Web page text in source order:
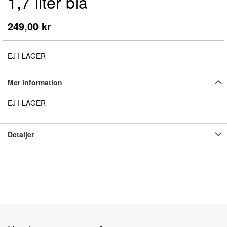
249,00 kr
EJ I LAGER
av
bildgalleriet
Mer information
EJ I LAGER
Detaljer